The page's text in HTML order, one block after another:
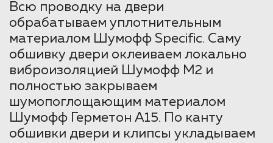
Всю проводку на двери
обрабатываем уплотнительным
материалом Шумофф Specific. Саму
обшивку двери оклеиваем локально
виброизоляцией Шумофф М2 и
полностью закрываем
шумопоглощающим материалом
Шумофф Герметон А15. По канту
обшивки двери и клипсы укладываем